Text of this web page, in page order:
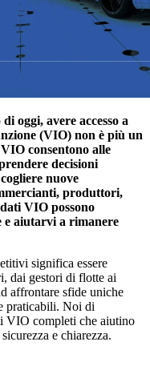
oggi, avere accesso a
(VIO) non è più un
consentono alle
decisioni
nuove
produttori,
VIO possono
e aiutarvi a rimanere
significa essere
dai gestori di flotte ai
affrontare sfide uniche
praticabili. Noi di
VIO completi che aiutino
e chiarezza.